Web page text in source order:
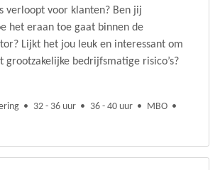
verloopt voor klanten? Ben jij
het eraan toe gaat binnen de
Lijkt het jou leuk en interessant om
grootzakelijke bedrijfsmatige risico’s?
32 - 36 uur 36 - 40 uur
MBO